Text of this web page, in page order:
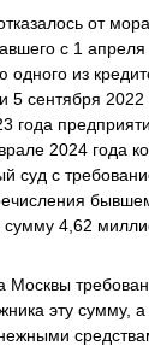
от
с 1
одного из
5 сентября
года
2024 года
суд с
4,62
Москвы
эту сумму,